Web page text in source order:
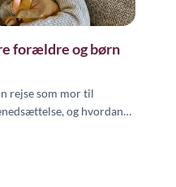
forældre og børn
rejse som mor til
og hvordan